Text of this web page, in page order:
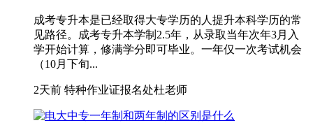
成考专升本是已经取得大专学历的人提升本科学历的常
见路径。成考专升本学制2.5年，从录取当年次年3月入
学开始计算，修满学分即可毕业。一年仅一次考试机会
（10月下旬...
2天前 特种作业证报名处杜老师